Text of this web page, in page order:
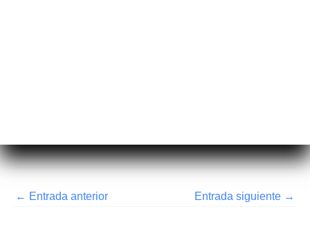
← Entrada anterior Entrada siguiente →